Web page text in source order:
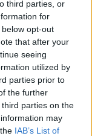
third parties, or
for
opt-out
that after your
seeing
utilized by
parties prior to
the further
parties on the
may
IAB’s List of